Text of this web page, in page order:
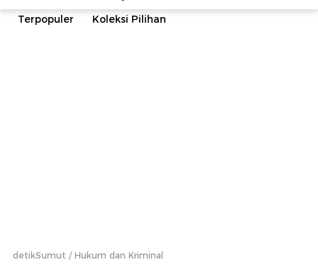
Terpopuler
Koleksi Pilihan
detikSumut Hukum dan Kriminal